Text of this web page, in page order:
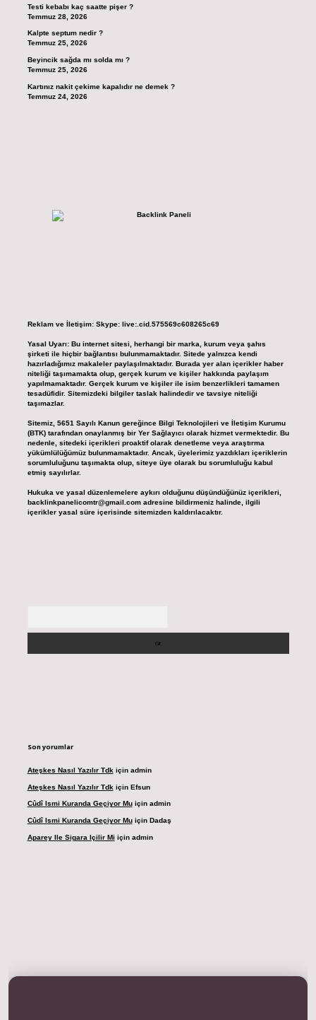
Testi kebabı kaç saatte pişer ?
Temmuz 28, 2026
Kalpte septum nedir ?
Temmuz 25, 2026
Beyincik sağda mı solda mı ?
Temmuz 25, 2026
Kartınız nakit çekime kapalıdır ne demek ?
Temmuz 24, 2026
Reklam ve İletişim: Skype: live:.cid.575569c608265c69
Yasal Uyarı: Bu internet sitesi, herhangi bir marka, kurum veya şahıs
şirketi ile hiçbir bağlantısı bulunmamaktadır. Sitede yalnızca kendi
hazırladığımız makaleler paylaşılmaktadır. Burada yer alan içerikler haber
niteliği taşımamakta olup, gerçek kurum ve kişiler hakkında paylaşım
yapılmamaktadır. Gerçek kurum ve kişiler ile isim benzerlikleri tamamen
tesadüfidir. Sitemizdeki bilgiler taslak halindedir ve tavsiye niteliği
taşımazlar.
Sitemiz, 5651 Sayılı Kanun gereğince Bilgi Teknolojileri ve İletişim Kurumu
(BTK) tarafından onaylanmış bir Yer Sağlayıcı olarak hizmet vermektedir. Bu
nedenle, sitedeki içerikleri proaktif olarak denetleme veya araştırma
yükümlülüğümüz bulunmamaktadır. Ancak, üyelerimiz yazdıkları içeriklerin
sorumluluğunu taşımakta olup, siteye üye olarak bu sorumluluğu kabul
etmiş sayılırlar.
Hukuka ve yasal düzenlemelere aykırı olduğunu düşündüğünüz içerikleri,
backlinkpanelicomtr@gmail.comadresine bildirmeniz halinde, ilgili
içerikler yasal süre içerisinde sitemizden kaldırılacaktır.
Son yorumlar
Ateşkes Nasıl Yazılır Tdk için admin
Ateşkes Nasıl Yazılır Tdk için Efsun
Cûdî Ismi Kuranda Geçiyor Muiçin admin
Cûdî Ismi Kuranda Geçiyor Muiçin Dadaş
Aparey Ile Sigara Içilir Mi için admin